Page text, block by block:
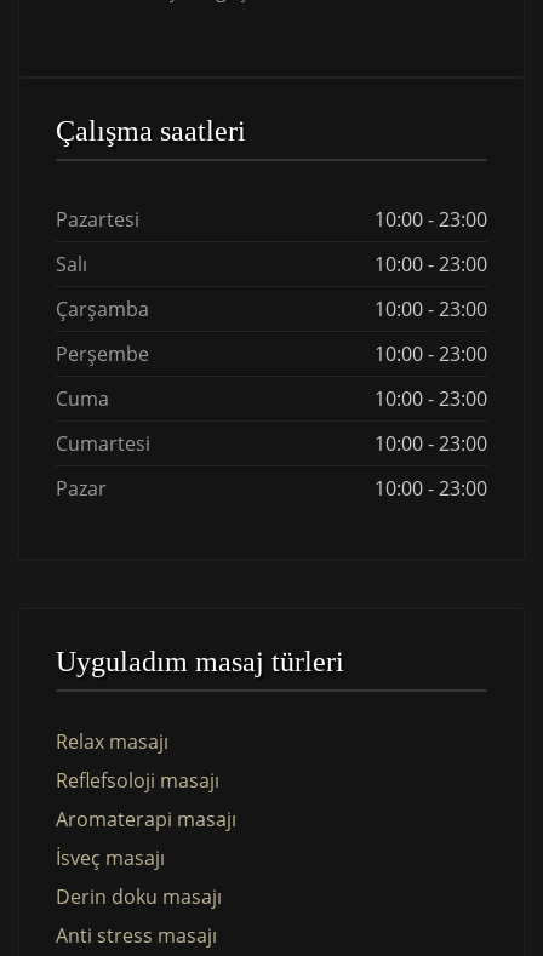
Çalışma saatleri
Pazartesi
10:00 - 23:00
Salı
10:00 - 23:00
Çarşamba
10:00 - 23:00
Perşembe
10:00 - 23:00
Cuma
10:00 - 23:00
Cumartesi
10:00 - 23:00
Pazar
10:00 - 23:00
Uyguladım masaj türleri
Relax masajı
Reflefsoloji masajı
Aromaterapi masajı
İsveç masajı
Derin doku masajı
Anti stress masajı